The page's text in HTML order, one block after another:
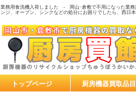
業務用食洗機入荷しました - 岡山･倉敷で不用になった業
ンジ、オーブン、シンクなどの処分にお困りでしたら、西日
トップページ 厨房機器買取品目